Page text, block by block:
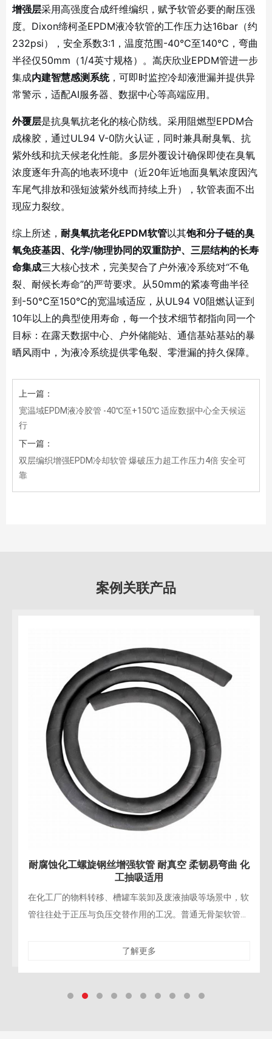
增强层采用高强度合成纤维编织，赋予软管必要的耐压强
度。Dixon缔柯圣EPDM液冷软管的工作压力达16bar（约
232psi），安全系数3:1，温度范围-40℃至140℃，弯曲
半径仅50mm（1/4英寸规格） 。嵩庆欣业EPDM管进一步
集成内建智慧感测系统，可即时监控冷却液泄漏并提供异
常警示，适配AI服务器、数据中心等高端应用。
外覆层是抗臭氧抗老化的核心防线。采用阻燃型EPDM合
成橡胶，通过UL94 V-0防火认证 ，同时兼具耐臭氧、抗
紫外线和抗天候老化性能。多层外覆设计确保即使在臭氧
浓度逐年升高的地表环境中（近20年近地面臭氧浓度因汽
车尾气排放和强短波紫外线而持续上升），软管表面不出
现应力裂纹。
综上所述， 耐臭氧抗老化EPDM软管以其饱和分子链的臭
氧免疫基因、化学/物理协同的双重防护、三层结构的长寿
命集成三大核心技术，完美契合了户外液冷系统对“不龟
裂、耐候长寿命”的严苛要求。从50mm的紧凑弯曲半径
到-50℃至150℃的宽温域适应，从UL94 V0阻燃认证到
10年以上的典型使用寿命，每一个技术细节都指向同一个
目标：在露天数据中心、户外储能站、通信基站基站的暴
晒风雨中，为液冷系统提供零龟裂、零泄漏的持久保障。
上一篇：
宽温域EPDM液冷胶管 -40℃至+150℃ 适应数据中心全天候运
行
下一篇：
双层编织增强EPDM冷却软管 爆破压力超工作压力4倍 安全可
靠
案例关联产品
耐腐蚀化工螺旋钢丝增强软管 耐真空 柔韧易弯曲 化
工抽吸适用
在化工厂的物料转移、槽罐车装卸及废液抽吸等场景中，软
管往往处于正压与负压交替作用的工况。普通无骨架软管在
了解更多